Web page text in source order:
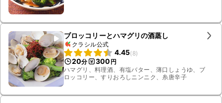
ブロッコリーとハマグリの酒蒸し
クラシル公式
4.45(8)
20分 300 円
ハマグリ、料理酒、有塩バター、薄口しょうゆ、ブ
ロッコリー、すりおろしニンニク、糸唐辛子